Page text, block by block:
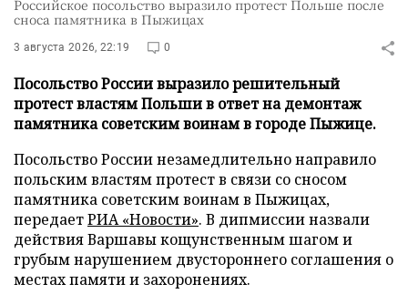
Российское посольство выразило протест Польше после
сноса памятника в Пыжицах
3 августа 2026, 22:19 0
Посольство России выразило решительный
протест властям Польши в ответ на демонтаж
памятника советским воинам в городе Пыжице.
Посольство России незамедлительно направило
польским властям протест в связи со сносом
памятника советским воинам в Пыжицах,
передаетРИА «Новости». В дипмиссии назвали
действия Варшавы кощунственным шагом и
грубым нарушением двустороннего соглашения о
местах памяти и захоронениях.